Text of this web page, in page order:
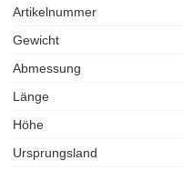
Artikelnummer
Gewicht
Abmessung
Länge
Höhe
Ursprungsland